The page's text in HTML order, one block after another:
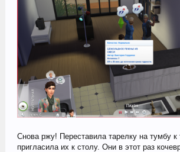
Снова ржу! Переставила тарелку на тумбу к
пригласила их к столу. Они в этот раз